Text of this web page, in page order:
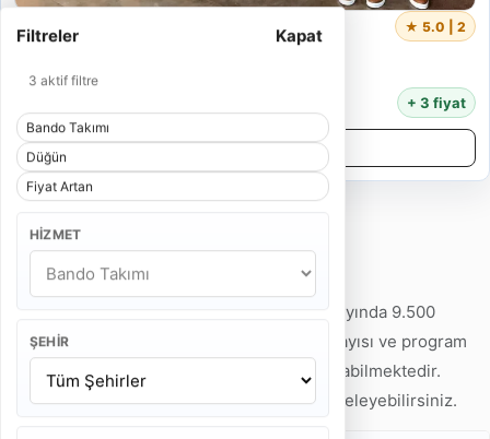
Filtreler Kapat
3 aktif filtre
Bando Takımı
Düğün
Fiyat Artan
HIZMET
ŞEHIR
★ 5.0 | 2
+ 3 fiyat
Detayları İncele
Düğün Bando Takımı Fiyatları
Düğün Bando Takımı fiyatları 2026 Ağustos ayında 9.500
TL'den başlamaktadır. Hizmet tipi, ekip kişi sayısı ve program
süresine göre fiyatlar 25.000 TL'ye kadar çıkabilmektedir.
Detaylı fiyat örneklerini aşağıdaki tabloda inceleyebilirsiniz.